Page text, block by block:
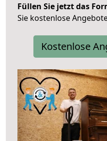
Füllen Sie jetzt das
Sie kostenlose
Kostenlose